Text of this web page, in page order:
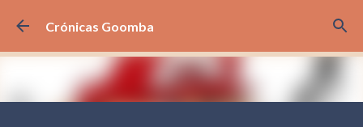
Ir al contenido principal
Crónicas Goomba